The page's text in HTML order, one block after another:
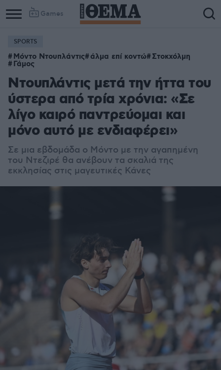
Games
SPORTS
Μόντο Ντουπλάντις άλμα επί κοντώ Στοκχόλμη
Γάμος
Ντουπλάντις μετά την ήττα του
ύστερα από τρία χρόνια: «Σε
λίγο καιρό παντρεύομαι και
μόνο αυτό με ενδιαφέρει»
Σε μια εβδομάδα ο Μόντο με την αγαπημένη
του Ντεζιρέ θα ανέβουν τα σκαλιά της
εκκλησίας στις μαγευτικές Κάνες